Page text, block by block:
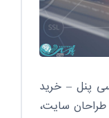
پنل – خرید
سایت،